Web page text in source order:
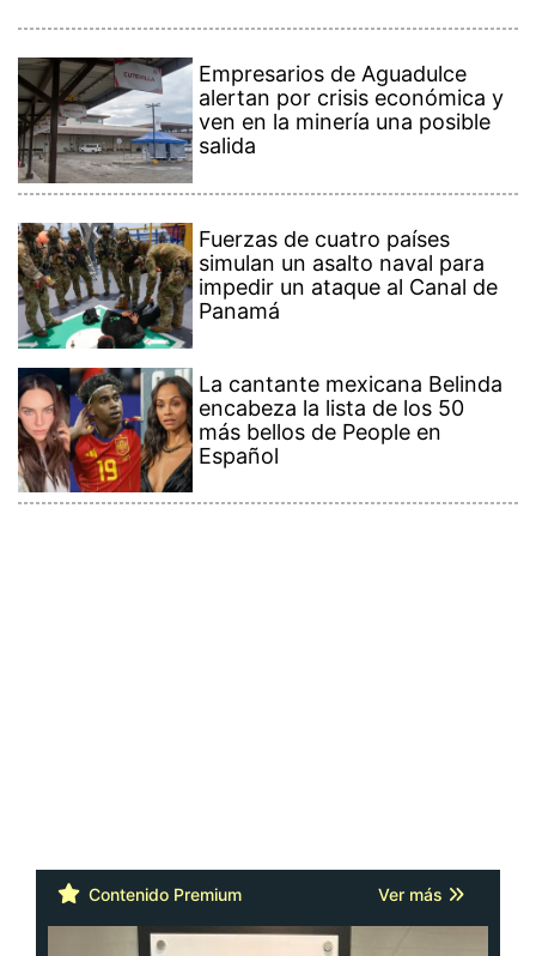
Empresarios de Aguadulce
alertan por crisis económica y
ven en la minería una posible
salida
Fuerzas de cuatro países
simulan un asalto naval para
impedir un ataque al Canal de
Panamá
La cantante mexicana Belinda
encabeza la lista de los 50
más bellos de People en
Español
Contenido Premium Ver más